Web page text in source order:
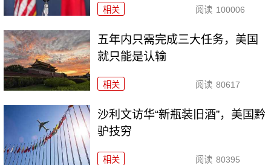
相关 阅读 100006
五年内只需完成三大任务，美国
就只能是认输
相关 阅读 80617
沙利文访华“新瓶装旧酒”，美国黔
驴技穷
相关 阅读 80395